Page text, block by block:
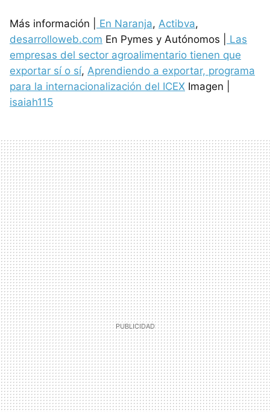
Más información | En Naranja, Actibva,
desarrolloweb.com En Pymes y Autónomos |
Las
empresas del sector agroalimentario tienen que
exportar sí o sí, Aprendiendo a exportar, programa
para la internacionalización del ICEX Imagen |
isaiah115